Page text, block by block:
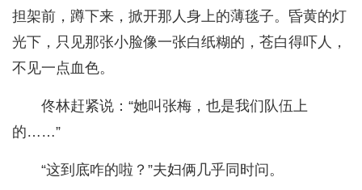
担架前，蹲下来，掀开那人身上的薄毯子。昏黄的灯
光下，只见那张小脸像一张白纸糊的，苍白得吓人，
不见一点血色。
佟林赶紧说：“她叫张梅，也是我们队伍上
的……”
“这到底咋的啦？”夫妇俩几乎同时问。